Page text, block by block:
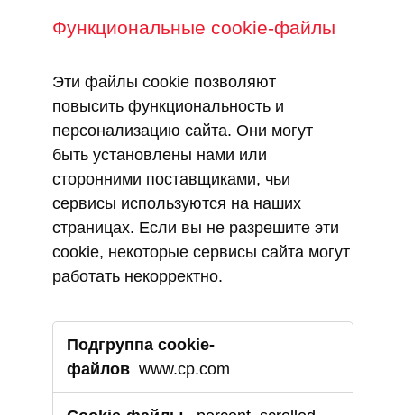
Функциональные cookie-файлы
Эти файлы cookie позволяют
повысить функциональность и
персонализацию сайта. Они могут
быть установлены нами или
сторонними поставщиками, чьи
сервисы используются на наших
страницах. Если вы не разрешите эти
cookie, некоторые сервисы сайта могут
работать некорректно.
Функциональные
cookie-
файлы
www.cp.com